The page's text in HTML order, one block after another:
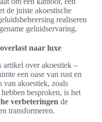
de juiste akoestische
realiseren
geluidservaring.
naar luxe
artikel over akoestiek –
een oase van rust en
van akoestiek, zoals
besproken, is het
verbeteringen de
transformeren.